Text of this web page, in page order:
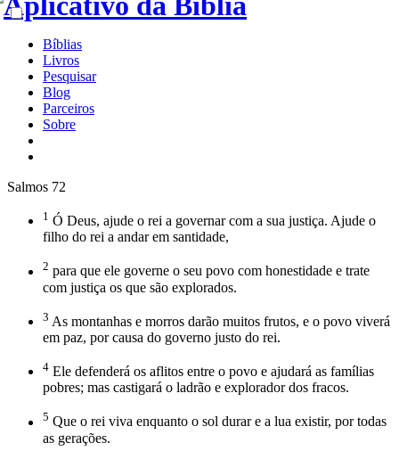
Bíblias
Livros
Pesquisar
Blog
Parceiros
Sobre
Salmos 72
1 Ó Deus, ajude o rei a governar com a sua justiça. Ajude o
filho do rei a andar em santidade,
2 para que ele governe o seu povo com honestidade e trate
com justiça os que são explorados.
3 As montanhas e morros darão muitos frutos, e o povo viverá
em paz, por causa do governo justo do rei.
4 Ele defenderá os aflitos entre o povo e ajudará as famílias
pobres; mas castigará o ladrão e explorador dos fracos.
5 Que o rei viva enquanto o sol durar e a lua existir, por todas
as gerações.